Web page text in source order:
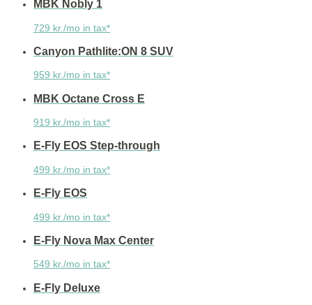
MBK Nobly 1
729 kr./mo in tax*
Canyon Pathlite:ON 8 SUV
959 kr./mo in tax*
MBK Octane Cross E
919 kr./mo in tax*
E-Fly EOS Step-through
499 kr./mo in tax*
E-Fly EOS
499 kr./mo in tax*
E-Fly Nova Max Center
549 kr./mo in tax*
E-Fly Deluxe